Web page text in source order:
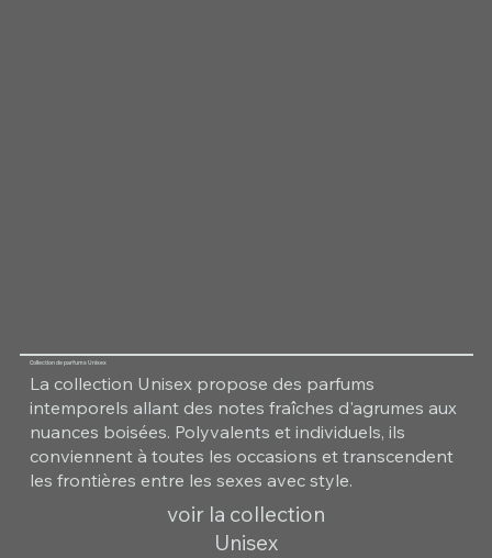
Collection de parfums Unisex
La collection Unisex propose des parfums
intemporels allant des notes fraîches d'agrumes aux
nuances boisées. Polyvalents et individuels, ils
conviennent à toutes les occasions et transcendent
les frontières entre les sexes avec style.
voir la collection
Unisex